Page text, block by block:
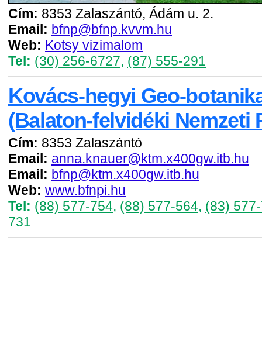
Cím: 8353 Zalaszántó, Ádám u. 2.
Email: bfnp@bfnp.kvvm.hu
Web: Kotsy vizimalom
Tel: (30) 256-6727, (87) 555-291
Kovács-hegyi Geo-
(Balaton-felvidéki Nemzeti
Cím: 8353 Zalaszántó
Email: anna.knauer@ktm.x400gw.itb.hu
Email: bfnp@ktm.x400gw.itb.hu
Web: www.bfnpi.hu
Tel: (88) 577-754, (88) 577-564, (83)
731